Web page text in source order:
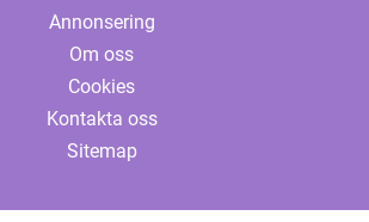
Annonsering
Om oss
Cookies
Kontakta oss
Sitemap